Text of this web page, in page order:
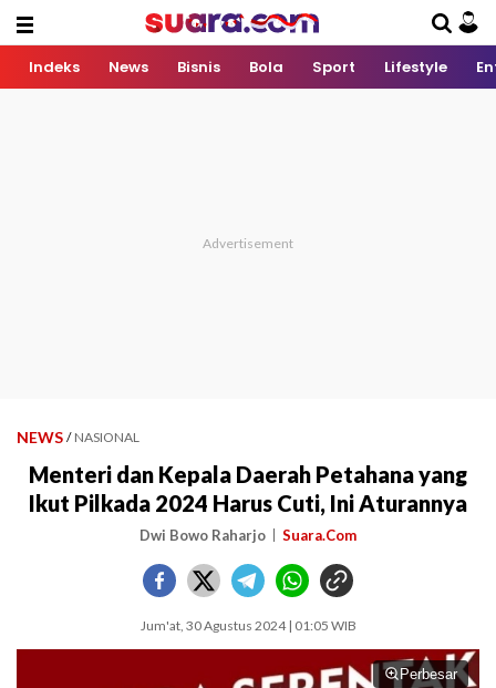
Indeks News Bisnis Bola Sport Lifestyle
NEWS / NASIONAL
Menteri dan Kepala Daerah Petahana yang
Ikut Pilkada 2024 Harus Cuti, Ini Aturannya
Dwi Bowo Raharjo Suara.Com
Jum'at, 30 Agustus 2024 | 01:05 WIB
Perbesar